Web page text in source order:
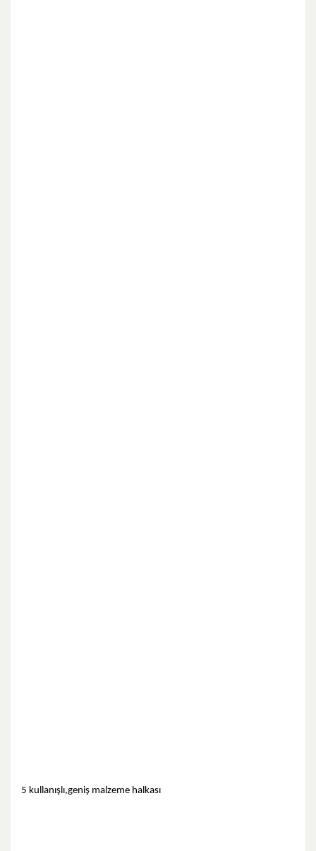
5 kullanışlı,geniş malzeme halkası